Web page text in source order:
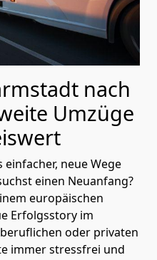
nach
Umzüge
neue Wege
einen Neuanfang?
europäischen
Erfolgsstory im
oder privaten
immer stressfrei und